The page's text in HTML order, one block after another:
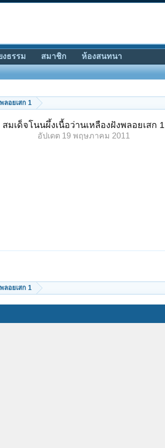
ลอยเสก 1
สมเด็จโนนผึ้งเนื้อว่านเหลืองฝังพลอยเสก 1
อัปเดต 19 พฤษภาคม 2011
ลอยเสก 1
งธรรม สมาชิก ห้องสนทนา